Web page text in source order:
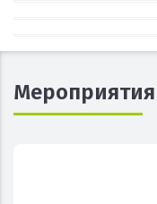
Мероприятия